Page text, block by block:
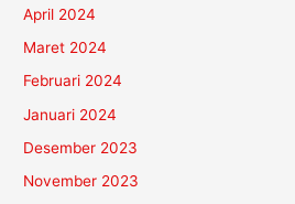
April 2024
Maret 2024
Februari 2024
Januari 2024
Desember 2023
November 2023